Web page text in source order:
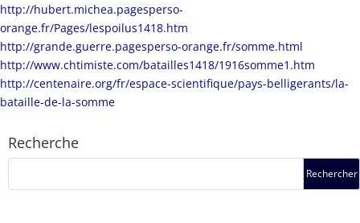
http://hubert.michea.pagesperso-
orange.fr/Pages/lespoilus1418.htm
http://grande.guerre.pagesperso-orange.fr/somme.html
http://www.chtimiste.com/batailles1418/1916somme1.htm
http://centenaire.org/fr/espace-scientifique/pays-belligerants/la-
bataille-de-la-somme
Recherche